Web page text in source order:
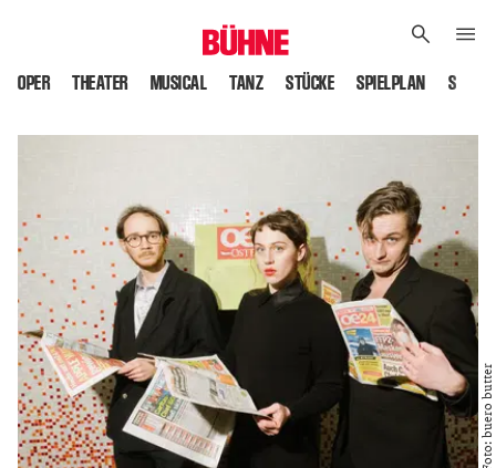
OPER THEATER MUSICAL TANZ STÜCKE SPIELPLAN
Foto: buero butter